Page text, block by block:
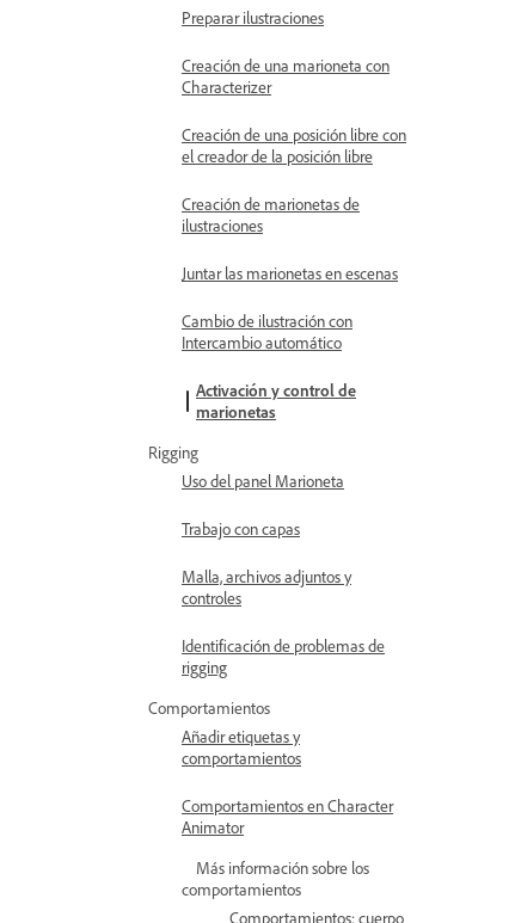
Preparar ilustraciones
Creación de una marioneta con
Characterizer
Creación de una posición libre con
el creador de la posición libre
Creación de marionetas de
ilustraciones
Juntar las marionetas en escenas
Cambio de ilustración con
Intercambio automático
Activación y control de
marionetas
Rigging
Uso del panel Marioneta
Trabajo con capas
Malla, archivos adjuntos y
controles
Identificación de problemas de
rigging
Comportamientos
Añadir etiquetas y
comportamientos
Comportamientos en Character
Animator
Más información sobre los
comportamientos
Comportamientos: cuerpo